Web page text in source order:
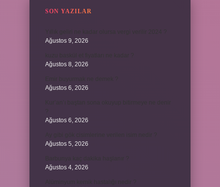
SON YAZILAR
Ağustos 9, 2026
Ağustos 8, 2026
Ağustos 6, 2026
Ağustos 6, 2026
Ağustos 5, 2026
Ağustos 4, 2026